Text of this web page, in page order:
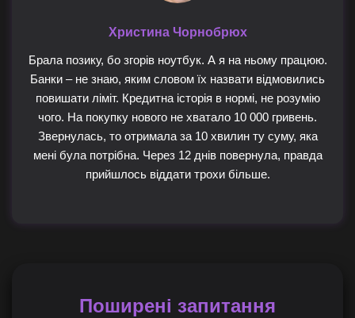
Христина Чорнобрюх
Брала позику, бо згорів ноутбук. А я на ньому працюю.
Банки – не знаю, яким словом їх назвати відмовились
повишати ліміт. Кредитна історія в нормі, не розумію
чого. На покупку нового не хватало 10 000 гривень.
Звернулась, то отримала за 10 хвилин ту суму, яка
мені була потрібна. Через 12 днів повернула, правда
прийшлось віддати трохи більше.
Поширені запитання